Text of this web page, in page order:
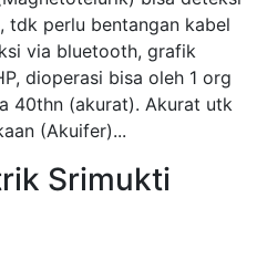
tdk perlu bentangan kabel
via bluetooth, grafik
dioperasi bisa oleh 1 org
40thn (akurat). Akurat utk
(Akuifer)...
Srimukti